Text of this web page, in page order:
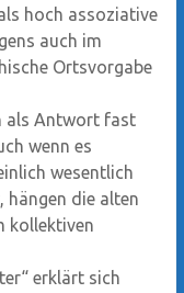
hoch assoziative
auch im
Ortsvorgabe
als Antwort fast
wenn es
wesentlich
hängen die alten
kollektiven
erklärt sich